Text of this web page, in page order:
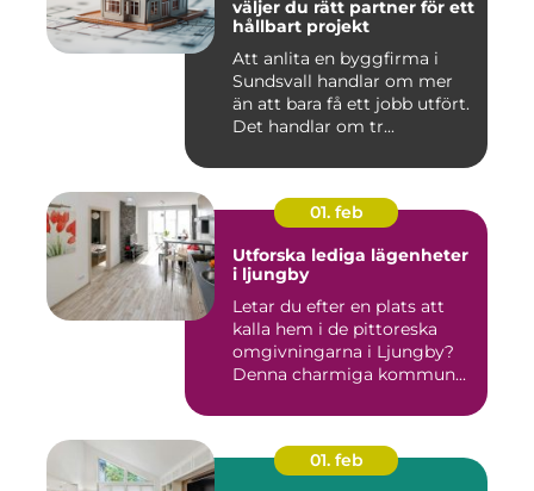
väljer du rätt partner för ett
hållbart projekt
Att anlita en byggfirma i
Sundsvall handlar om mer
än att bara få ett jobb utfört.
Det handlar om tr...
01. feb
Utforska lediga lägenheter
i ljungby
Letar du efter en plats att
kalla hem i de pittoreska
omgivningarna i Ljungby?
Denna charmiga kommun...
01. feb